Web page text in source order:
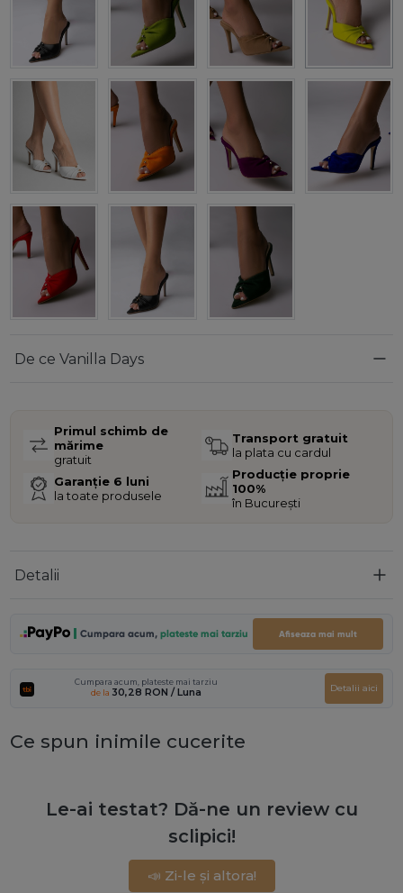
De ce Vanilla Days
Primul schimb de
mărime
gratuit
Transport gratuit
la plata cu cardul
Garanție 6 luni
la toate produsele
Producție proprie
100%
în București
Detalii
Cumpara acum, plateste mai tarziu Afiseaza mai mult
Cumpara acum, plateste mai tarziu
de la 30,28 RON / Luna Detalii aici
Ce spun inimile cucerite
Le-ai testat? Dă-ne un review cu
sclipici!
📣 Zi-le și altora!